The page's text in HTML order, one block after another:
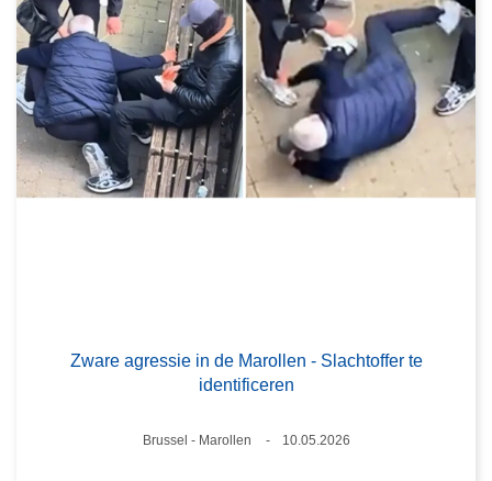
Zware agressie in de Marollen - Slachtoffer te
identificeren
Plaats
Brussel - Marollen
10.05.2026